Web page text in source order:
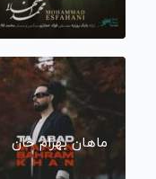
ماهان بهرام خان